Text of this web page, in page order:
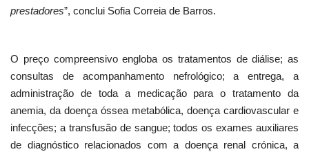
prestadores”, conclui Sofia Correia de Barros.
O preço compreensivo engloba os tratamentos de diálise; as
consultas de acompanhamento nefrológico; a entrega, a
administração de toda a medicação para o tratamento da
anemia, da doença óssea metabólica, doença cardiovascular e
infecções; a transfusão de sangue; todos os exames auxiliares
de diagnóstico relacionados com a doença renal crónica, a